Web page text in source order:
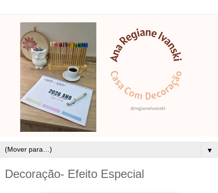
▼
Decoração- Efeito Especial